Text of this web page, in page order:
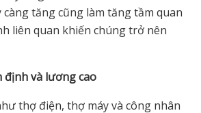
càng tăng cũng làm tăng tầm quan
liên quan khiến chúng trở nên
định và lương cao
thợ điện, thợ máy và công nhân